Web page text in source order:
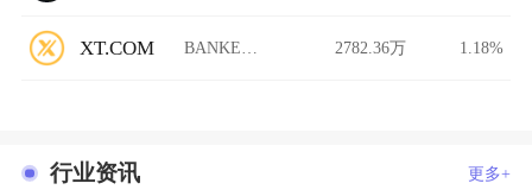
XT.COM 2782.36万 1.18%
行业资讯 更多+